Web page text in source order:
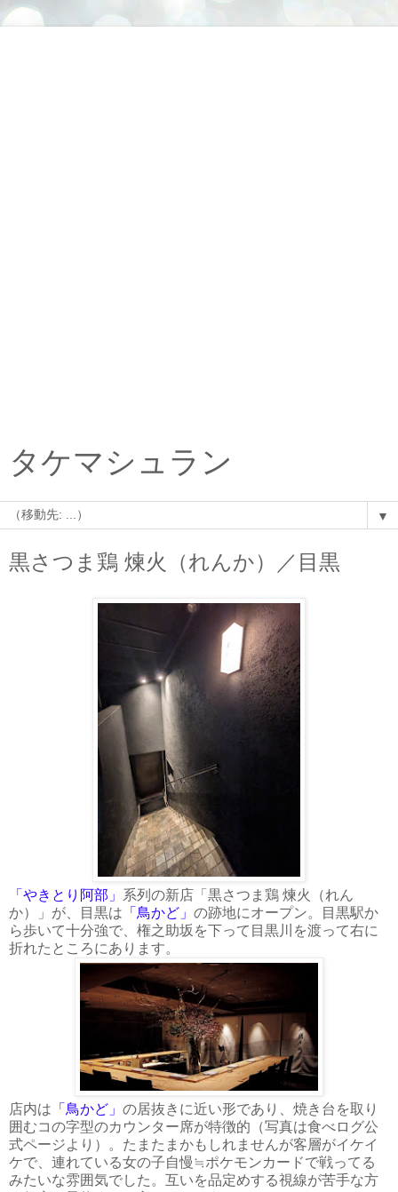
タケマシュラン
▼
黒さつま鶏 煉火（れんか）／目黒
「やきとり阿部」 系列の新店「黒さつま鶏 煉火（れん
か）」が、目黒は 「鳥かど」 の跡地にオープン。目黒駅か
ら歩いて十分強で、権之助坂を下って目黒川を渡って右に
折れたところにあります。
店内は 「鳥かど」 の居抜きに近い形であり、焼き台を取り
囲むコの字型のカウンター席が特徴的（写真は食べログ公
式ページより）。たまたまかもしれませんが客層がイケイ
ケで、連れている女の子自慢≒ポケモンカードで戦ってる
みたいな雰囲気でした。互いを品定めする視線が苦手な方